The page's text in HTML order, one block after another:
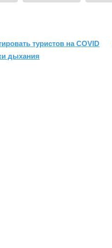
туристов на COVID
дыхания